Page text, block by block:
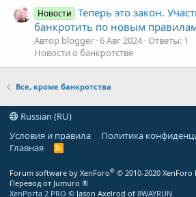
Новости
Теперь это закон.
банкротить по новым
Автор blogger 6 Авг 2024 Ответы: 1
Новости о банкротстве
Все, кроме банкротства
Russian (RU)
Условия и правила
Политика
Главная
R
Forum software by XenForo® © 2010-2020 XenForo
Перевод от Jumuro ®
XenPorta 2 PRO © Jason Axelrod of 8WAYRUN